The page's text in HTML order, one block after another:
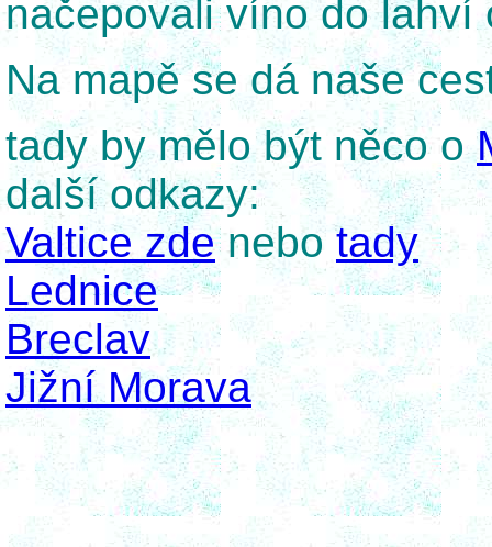
načepovali víno do lahví
Na mapě se dá naše
tady by mělo být něco o
další odkazy:
Valtice zdenebotady
Lednice
Breclav
Jižní Morava